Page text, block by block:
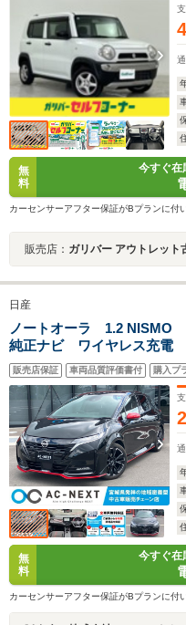
無
料
今すぐ在
カーセンサーアフター保証がBプランに付
販売店： ガリバー アウトレット
日産
ノートオーラ 1.2
純正ナビ ワイヤレス充電
トロール アラウンドビュ
ットモニター デジタルイ
ド 純正17インチAW ETC
販売店保証 車両品質評価書付 購入プ
無
料
今すぐ在
カーセンサーアフター保証がBプランに付